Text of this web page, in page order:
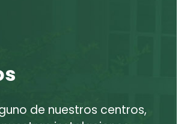
de nuestros centros,